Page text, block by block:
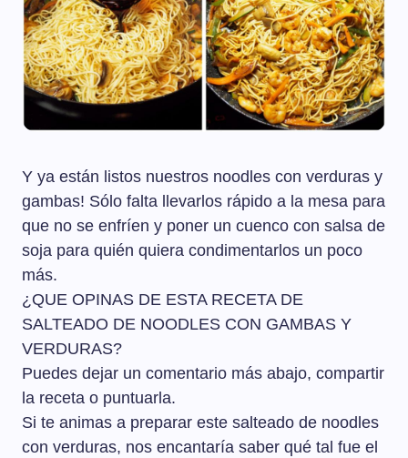
Y ya están listos nuestros noodles con verduras y
gambas! Sólo falta llevarlos rápido a la mesa para
que no se enfríen y poner un cuenco con salsa de
soja para quién quiera condimentarlos un poco
más.
¿QUE OPINAS DE ESTA RECETA DE
SALTEADO DE NOODLES CON GAMBAS Y
VERDURAS?
Puedes dejar un comentario más abajo, compartir
la receta o puntuarla.
Si te animas a preparar este salteado de noodles
con verduras, nos encantaría saber qué tal fue el